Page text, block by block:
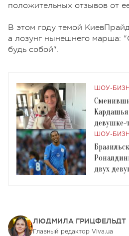
положительных отзывов от
В этом году темой
а лозунг нынешнего марша:
будь собой".
ШОУ-
девушке-
ШОУ-
двух
ЛЮДМИЛА ГРИЦФЕЛЬДТ
Главный редактор Viva.ua